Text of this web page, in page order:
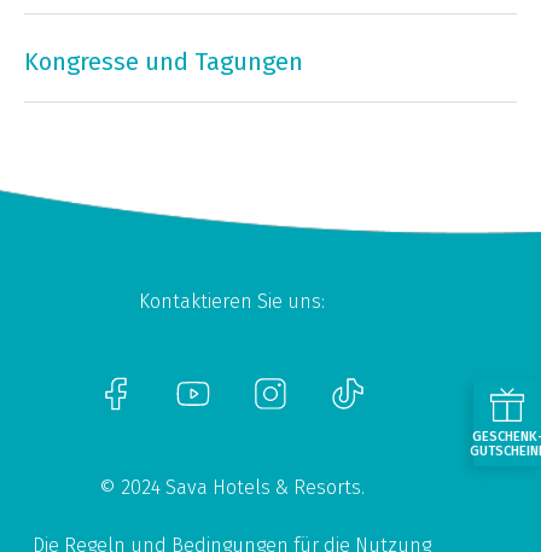
Kongresse und Tagungen
Kontaktieren Sie uns:
© 2024 Sava Hotels & Resorts.
Die Regeln und Bedingungen für die Nutzung